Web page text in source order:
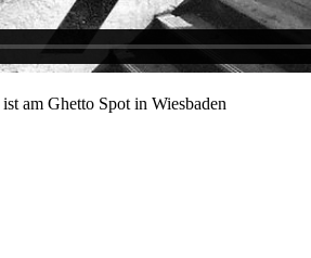
ist am Ghetto Spot in Wiesbaden